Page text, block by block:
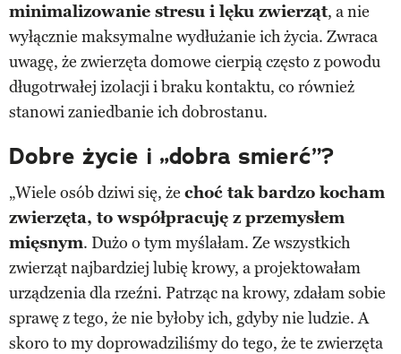
minimalizowanie stresu i lęku zwierząt, a nie
wyłącznie maksymalne wydłużanie ich życia. Zwraca
uwagę, że zwierzęta domowe cierpią często z powodu
długotrwałej izolacji i braku kontaktu, co również
stanowi zaniedbanie ich dobrostanu.
Dobre życie i „dobra smierć”?
„Wiele osób dziwi się, że choć tak bardzo kocham
zwierzęta, to współpracuję z przemysłem
mięsnym. Dużo o tym myślałam. Ze wszystkich
zwierząt najbardziej lubię krowy, a projektowałam
urządzenia dla rzeźni. Patrząc na krowy, zdałam sobie
sprawę z tego, że nie byłoby ich, gdyby nie ludzie. A
skoro to my doprowadziliśmy do tego, że te zwierzęta